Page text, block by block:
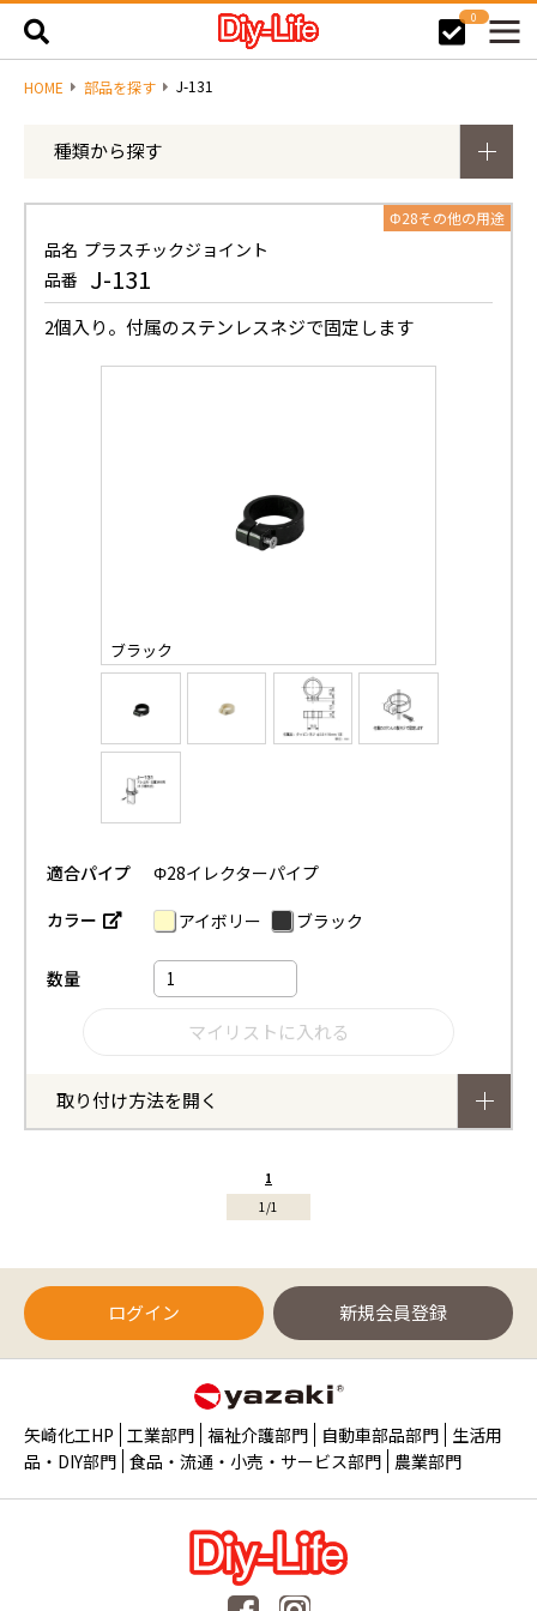
0
HOME 部品を探す J-131
種類から探す
Φ28その他の用途
品名 プラスチックジョイント
品番 J-131
2個入り。付属のステンレスネジで固定します
ブラック
適合パイプ
Φ28イレクターパイプ
カラー
アイボリー ブラック
数量
取り付け方法を開く
1/1
1
ログイン 新規会員登録
矢崎化工HP 工業部門 福祉介護部門 自動車部品部門 生活用
品・DIY部門 食品・流通・小売・サービス部門 農業部門